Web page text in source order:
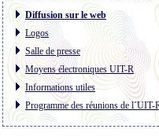
Diffusion sur le web
Logos
Salle de presse
Moyens électroniques UIT-R
Informations utiles
Programme des réunions de l´UIT-